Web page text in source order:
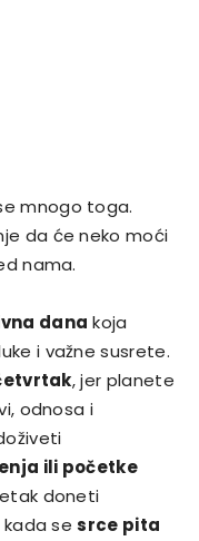
mnogo toga.
da će neko moći
nama.
dana koja
i važne susrete.
, jer planete
odnosa i
ili početke
doneti
kada sesrce pita